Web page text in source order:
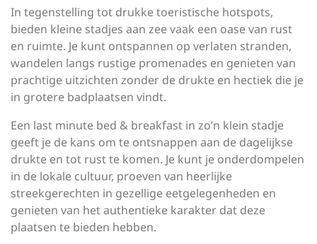
In tegenstelling tot drukke toeristische hotspots,
bieden kleine stadjes aan zee vaak een oase van rust
en ruimte. Je kunt ontspannen op verlaten stranden,
wandelen langs rustige promenades en genieten van
prachtige uitzichten zonder de drukte en hectiek die je
in grotere badplaatsen vindt.
Een last minute bed & breakfast in zo’n klein stadje
geeft je de kans om te ontsnappen aan de dagelijkse
drukte en tot rust te komen. Je kunt je onderdompelen
in de lokale cultuur, proeven van heerlijke
streekgerechten in gezellige eetgelegenheden en
genieten van het authentieke karakter dat deze
plaatsen te bieden hebben.